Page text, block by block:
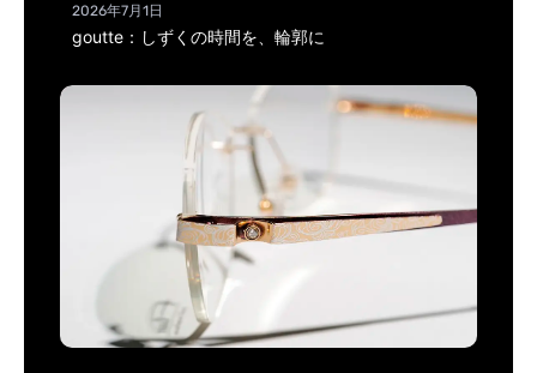
2026年7月1日
goutte：しずくの時間を、輪郭に